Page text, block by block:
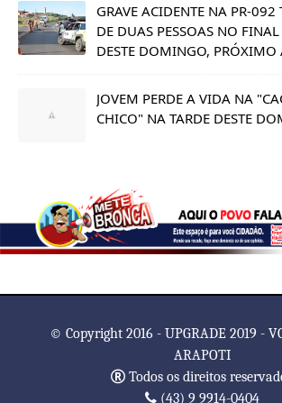
GRAVE ACIDENTE NA PR-
DE DUAS PESSOAS NO
DESTE DOMINGO, PRÓXIMO
JOVEM PERDE A VIDA NA
CHICO" NA TARDE DESTE
© Copyright 2016 - UPGRADE 2019 -
ARAPOTI
Todos os direitos
(43) 9 9914-0404